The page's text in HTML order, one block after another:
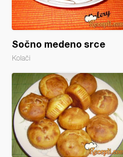
Sočno medeno srce
Kolači